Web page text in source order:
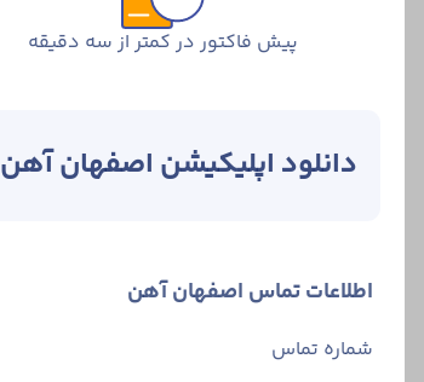
پیش فاکتور در کمتر از سه دقیقه
دانلود اپلیکیشن اصفهان آهن
اطلاعات تماس اصفهان آهن
شماره تماس